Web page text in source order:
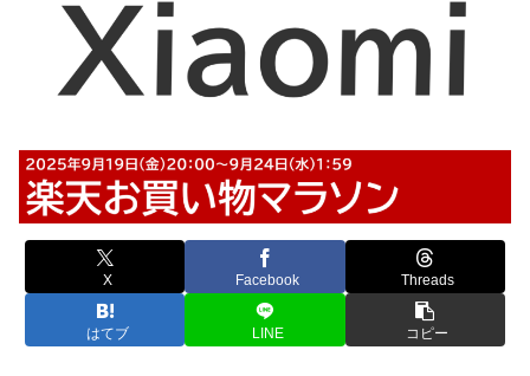
X Facebook Threads
はてブ LINE コピー